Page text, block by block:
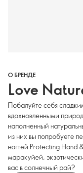
О БРЕНДЕ
Love
Побалуйте себя
вдохновленными
наполненный
из них вы попробуете
ногтей Protecting Hand
маракуйей,
вас в солнечный рай?